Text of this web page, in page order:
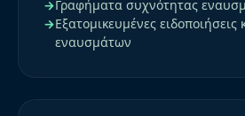
Γραφήματα συχνότητας
Εξατομικευμένες ειδοποιήσεις
εναυσμάτων